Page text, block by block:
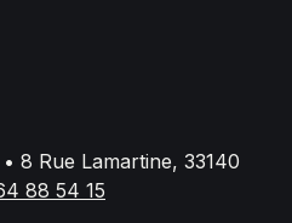
• 8 Rue Lamartine, 33140
88 54 15